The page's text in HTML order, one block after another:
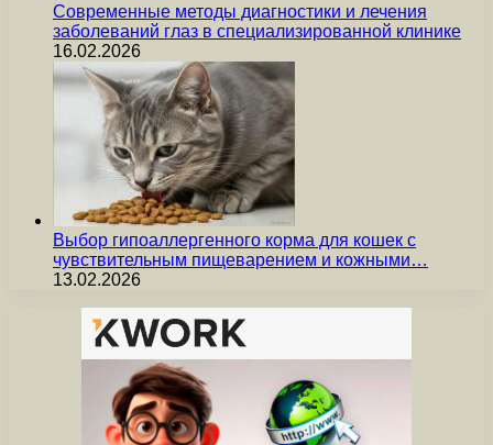
Современные методы диагностики и лечения
заболеваний глаз в специализированной клинике
16.02.2026
Выбор гипоаллергенного корма для кошек с
чувствительным пищеварением и кожными…
13.02.2026